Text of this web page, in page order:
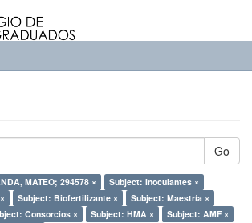
Go
MATEO; 294578 ×
Subject: Inoculantes ×
Subject: Biofertilizante ×
Subject: Maestría ×
Consorcios × Subject: HMA ×
Subject: AMF ×